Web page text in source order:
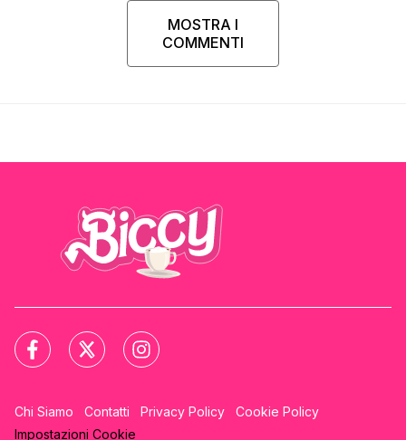
MOSTRA I
COMMENTI
Chi Siamo Contatti Privacy Policy
Cookie Policy
Impostazioni Cookie